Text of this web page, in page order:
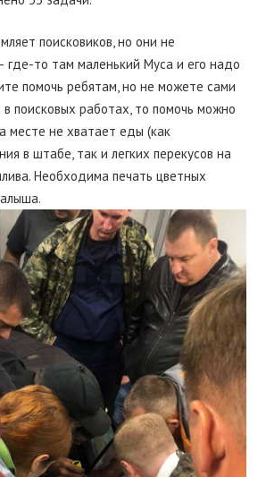
поисковиков, но они не
где-то там маленький Муса и его надо
помочь ребятам, но не можете сами
поисковых работах, то помочь можно
месте не хватает еды (как
в штабе, так и легких перекусов на
Необходима печать цветных